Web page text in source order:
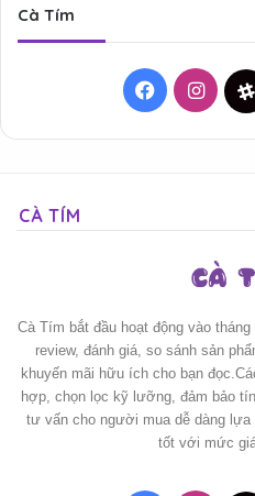
Cà Tím
Facebook
CÀ TÍM
Cà Tím bắt đầu hoạt động vào
review, đánh giá, so sánh sản
khuyến mãi hữu ích cho bạn
hợp, chọn lọc kỹ lưỡng, đảm bảo
tư vấn cho người mua dễ dàng
tốt với mức